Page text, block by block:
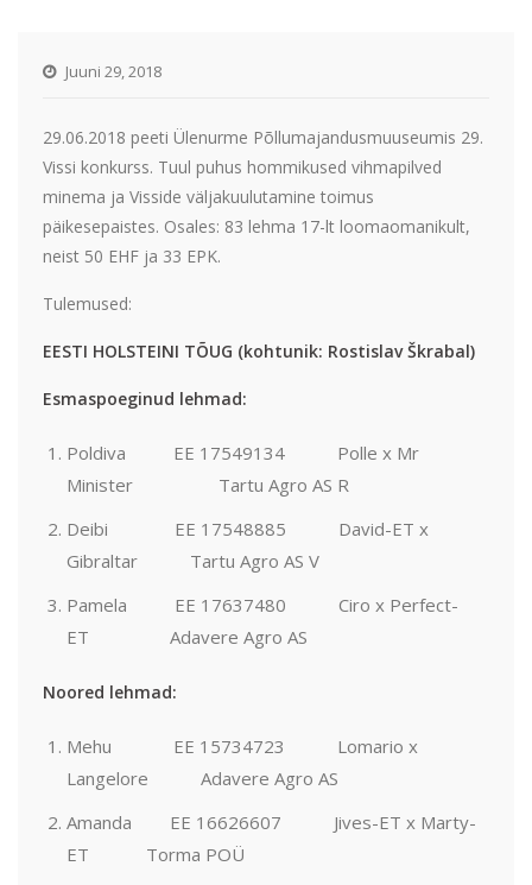
Juuni 29, 2018
29.06.2018 peeti Ülenurme Põllumajandusmuuseumis 29.
Vissi konkurss. Tuul puhus hommikused vihmapilved
minema ja Visside väljakuulutamine toimus
päikesepaistes. Osales: 83 lehma 17-lt loomaomanikult,
neist 50 EHF ja 33 EPK.
Tulemused:
EESTI HOLSTEINI TÕUG (kohtunik: Rostislav Škrabal)
Esmaspoeginud lehmad:
Poldiva EE 17549134 Polle x Mr
Minister Tartu Agro AS R
Deibi EE 17548885 David-ET x
Gibraltar Tartu Agro AS V
Pamela EE 17637480 Ciro x Perfect-
ET Adavere Agro AS
Noored lehmad:
Mehu EE 15734723 Lomario x
Langelore Adavere Agro AS
Amanda EE 16626607 Jives-ET x Marty-
ET Torma POÜ